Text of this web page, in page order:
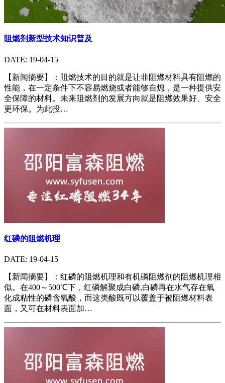
阻燃剂新型技术知识普及
DATE: 19-04-15
【新闻摘要】：阻燃技术的目的就是让非阻燃材料具有阻燃的
性能，在一定条件下不容易燃烧或者能够自熄，是一种提供安
全保障的材料。未来阻燃剂的发展方向就是阻燃效果好、安全
更环保。为此投…
红磷的阻燃机理
DATE: 19-04-15
【新闻摘要】：红磷的阻燃机理和有机磷阻燃剂的阻燃机理相
似。在400～500℃下，红磷解聚成白磷,白磷再在水气存在氧
化成粘性的磷含氧酸，而这类酸既可以覆盖于被阻燃材料表
面，又可在材料表面加…